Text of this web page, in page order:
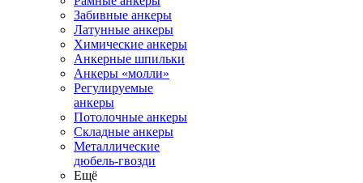
Забивные анкеры
Латунные анкеры
Химические анкеры
Анкерные шпильки
Анкеры «молли»
Регулируемые
анкеры
Потолочные анкеры
Складные анкеры
Металлические
дюбель-гвозди
Ещё